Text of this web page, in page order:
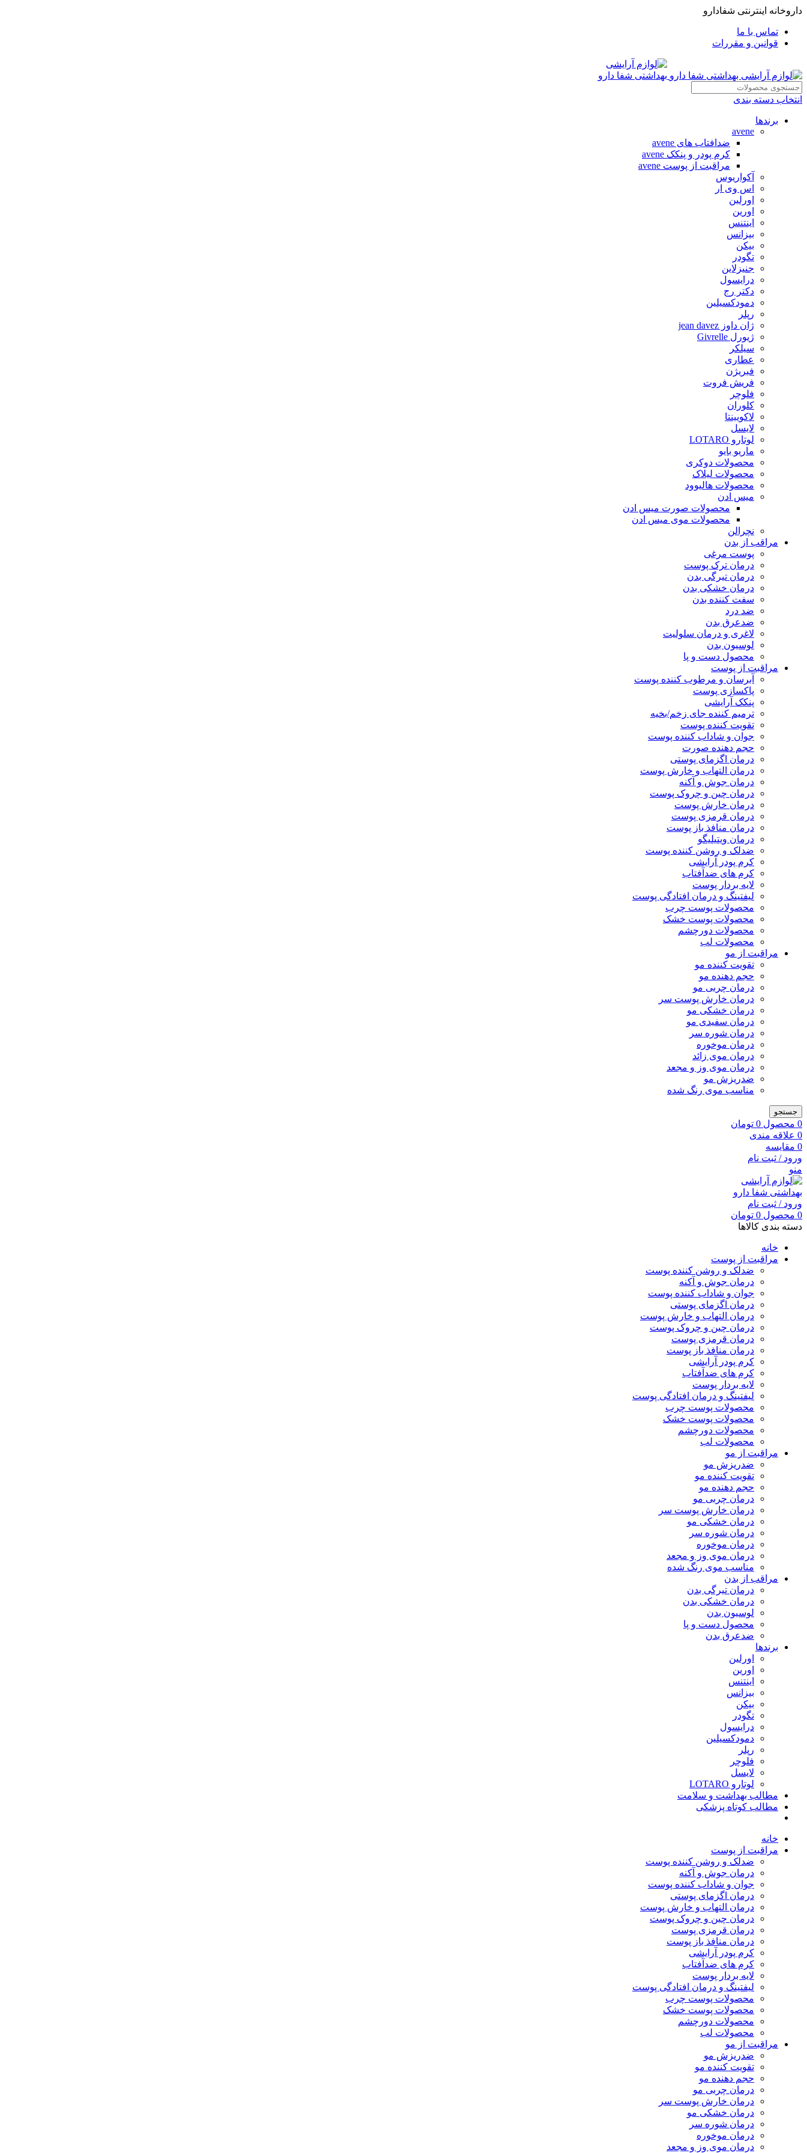
داروخانه اینترنتی شفادارو
تماس با ما
قوانین و مقررات
انتخاب دسته بندی
برندها
avene
ضدافتاب های avene
کرم پودر و پنکک avene
مراقبت از پوست avene
آکواریوس
اس وی ار
اورلین
اورین
اینتنس
بیزانس
بیکن
تگودر
جنیزلاین
درایسول
دکتر رج
دمودکسیلین
رپلر
ژان داوز jean davez
ژیورل Givrelle
سیلکر
عطاری
فبریژن
فریش فروت
فلوچر
کلوران
لاکویینتا
لایسل
لوتارو LOTARO
ماریو بایو
محصولات دوکری
محصولات لیلاک
محصولات هالیوود
میس ادن
محصولات صورت میس ادن
محصولات موی میس ادن
نچرالن
مراقب از بدن
پوست مرغی
درمان ترک پوست
درمان تیرگی بدن
درمان خشکی بدن
سفت کننده بدن
ضد درد
ضدعرق بدن
لاغری و درمان سلولیت
لوسیون بدن
محصول دست و پا
مراقبت از پوست
آبرسان و مرطوب کننده پوست
پاکسازی پوست
پنکک آرایشی
ترمیم کننده جای زخم/بخیه
تقویت کننده پوست
جوان و شاداب کننده پوست
حجم دهنده صورت
درمان اگزمای پوستی
درمان التهاب و خارش پوست
درمان جوش و آکنه
درمان چین و چروک پوست
درمان خارش پوست
درمان قرمزی پوست
درمان منافذ باز پوست
درمان ویتیلیگو
ضدلک و روشن کننده پوست
کرم پودر آرایشی
کرم های ضدآفتاب
لایه بردار پوست
لیفتینگ و درمان افتادگی پوست
محصولات پوست چرب
محصولات پوست خشک
محصولات دورچشم
محصولات لب
مراقبت از مو
تقویت کننده مو
حجم دهنده مو
درمان چربی مو
درمان خارش پوست سر
درمان خشکی مو
درمان سفیدی مو
درمان شوره سر
درمان موخوره
درمان موی زائد
درمان موی وز و مجعد
ضدریزش مو
مناسب موی رنگ شده
جستجو
0 محصول 0 تومان
0 علاقه مندی
0 مقایسه
ورود / ثبت نام
منو
ورود / ثبت نام
0 محصول 0 تومان
دسته بندی کالاها
خانه
مراقبت از پوست
ضدلک و روشن کننده پوست
درمان جوش و آکنه
جوان و شاداب کننده پوست
درمان اگزمای پوستی
درمان التهاب و خارش پوست
درمان چین و چروک پوست
درمان قرمزی پوست
درمان منافذ باز پوست
کرم پودر آرایشی
کرم های ضدآفتاب
لایه بردار پوست
لیفتینگ و درمان افتادگی پوست
محصولات پوست چرب
محصولات پوست خشک
محصولات دورچشم
محصولات لب
مراقبت از مو
ضدریزش مو
تقویت کننده مو
حجم دهنده مو
درمان چربی مو
درمان خارش پوست سر
درمان خشکی مو
درمان شوره سر
درمان موخوره
درمان موی وز و مجعد
مناسب موی رنگ شده
مراقب از بدن
درمان تیرگی بدن
درمان خشکی بدن
لوسیون بدن
محصول دست و پا
ضدعرق بدن
برندها
اورلین
اورین
اینتنس
بیزانس
بیکن
تگودر
درایسول
دمودکسیلین
رپلر
فلوچر
لایسل
لوتارو LOTARO
مطالب بهداشت و سلامت
مطالب کوتاه پزشکی
خانه
مراقبت از پوست
ضدلک و روشن کننده پوست
درمان جوش و آکنه
جوان و شاداب کننده پوست
درمان اگزمای پوستی
درمان التهاب و خارش پوست
درمان چین و چروک پوست
درمان قرمزی پوست
درمان منافذ باز پوست
کرم پودر آرایشی
کرم های ضدآفتاب
لایه بردار پوست
لیفتینگ و درمان افتادگی پوست
محصولات پوست چرب
محصولات پوست خشک
محصولات دورچشم
محصولات لب
مراقبت از مو
ضدریزش مو
تقویت کننده مو
حجم دهنده مو
درمان چربی مو
درمان خارش پوست سر
درمان خشکی مو
درمان شوره سر
درمان موخوره
درمان موی وز و مجعد